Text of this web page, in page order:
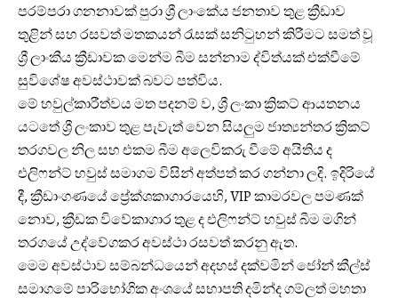
පරම්පරා ගනනාවක් පුරා ශ්‍රී ලාංකේය ජනතාව තුළ ක්‍රීඩාව
තුළින් සහ රසවත් මතකයන් රැසක් සනිටුහන් කිරීමට සමත් වූ
ශ්‍රී ලාංකීය ක්‍රීඩාවක මෙන්ම බීම සන්නාම ද්විත්යක් එක්වීමේ
සුවිශේෂ අවස්ථාවක් බවට පත්විය.
මේ හවුල්කාරීත්වය මත පදනම් ව, ශ්‍රී ලංකා ක්‍රිකට් ආයතනය
යටතේ ශ්‍රී ලංකාව තුළ පැවැත් වෙන සියලුම ජාත්‍යන්තර ක්‍රිකට්
තරගවල නිල සහ එකම බීම අලෙවිකරු වීමේ අයිතිය ද
එලිෆන්ට් හවුස් සමාගම විසින් අත්පත් කර ගන්නා ලදි. ඉදිරියේ
දී, ක්‍රීඩාංගණයේ ප්‍රේක්ශකාගාරයෙහි, VIP කාමරවල පමණක්
නොව, ක්‍රීඩක විවේකාගාර තුළ ද එලිෆන්ට් හවුස් බීම මගින්
තරගයේ උද්වේගකර අවස්ථා රසවත් කරනු ඇත.
මෙම අවස්ථාව සම්බන්ධයෙන් අදහස් දක්වමින් ජෝන් කීල්ස්
සමාගමේ පාරිභෝගික අංශයේ සභාපති දමින්ද ගම්ලත් මහතා